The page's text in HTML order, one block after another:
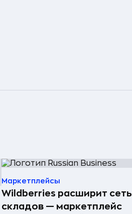
Маркетплейсы
Wildberries расширит сеть
складов — маркетплейс